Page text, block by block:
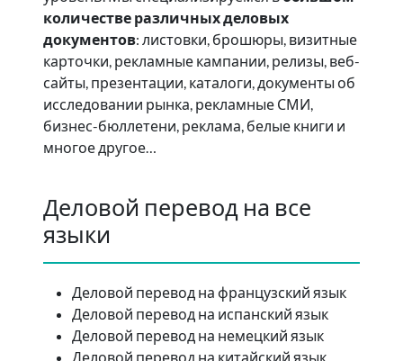
количестве различных деловых
документов: листовки, брошюры, визитные
карточки, рекламные кампании, релизы, веб-
сайты, презентации, каталоги, документы об
исследовании рынка, рекламные СМИ,
бизнес-бюллетени, реклама, белые книги и
многое другое…
Деловой перевод на все
языки
Деловой перевод на французский язык
Деловой перевод на испанский язык
Деловой перевод на немецкий язык
Деловой перевод на китайский язык